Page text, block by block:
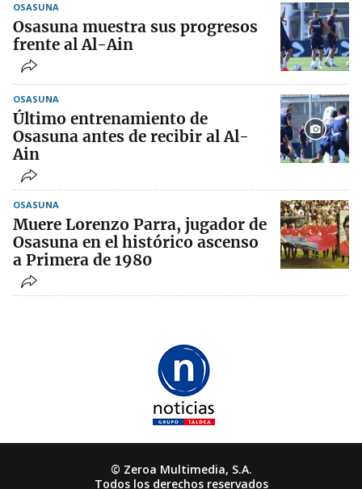
OSASUNA
Osasuna muestra sus progresos
frente al Al-Ain
OSASUNA
Último entrenamiento de
Osasuna antes de recibir al Al-
Ain
OSASUNA
Muere Lorenzo Parra, jugador de
Osasuna en el histórico ascenso
a Primera de 1980
© Zeroa Multimedia, S.A.
Todos los derechos reservados